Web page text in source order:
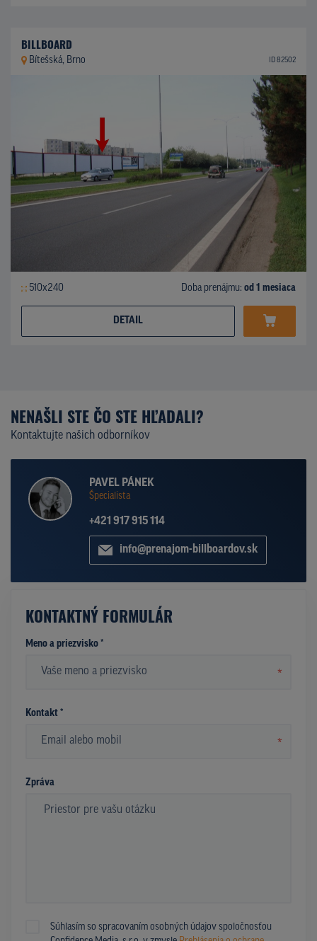
BILLBOARD
Bítešská, Brno ID 82502
510x240 Doba prenájmu: od 1 mesiaca
DETAIL
NENAŠLI STE ČO STE HĽADALI?
Kontaktujte našich odborníkov
PAVEL PÁNEK
Špecialista
+421 917 915 114
info@prenajom-billboardov.sk
KONTAKTNÝ FORMULÁR
Meno a priezvisko *
*
Kontakt *
*
Zpráva
Súhlasím so spracovaním osobných údajov spoločnosťou